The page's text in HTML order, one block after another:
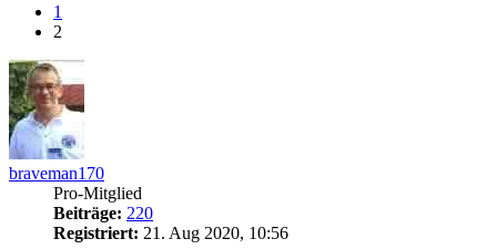
1
2
braveman170
Pro-Mitglied
Beiträge: 220
Registriert: 21. Aug 2020, 10:56